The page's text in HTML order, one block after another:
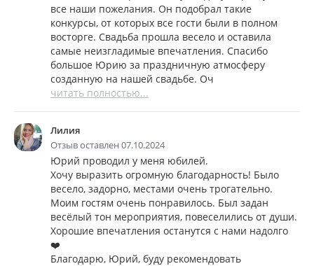
все наши пожелания. Он подобрал такие
конкурсы, от которых все гости были в полном
восторге. Свадьба прошла весело и оставила
самые неизгладимые впечатления. Спасибо
большое Юрию за праздничную атмосферу
созданную на нашей свадьбе. Оч
читать полностью...
Лилия
Отзыв оставлен 07.10.2024
Юрий проводил у меня юбилей.
Хочу выразить огромную благодарность! Было
весело, задорно, местами очень трогательно.
Моим гостям очень понравилось. Был задан
весёлый тон мероприятия, повеселились от души.
Хорошие впечатления останутся с нами надолго
❤️
Благодарю, Юрий, буду рекомендовать